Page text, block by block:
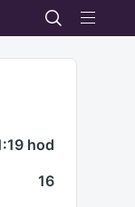
hod
16